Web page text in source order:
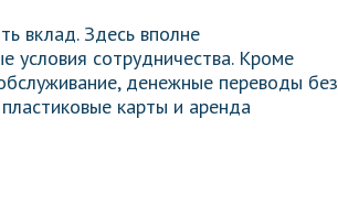
вклад. Здесь вполне
условия сотрудничества. Кроме
денежные переводы без
карты и аренда